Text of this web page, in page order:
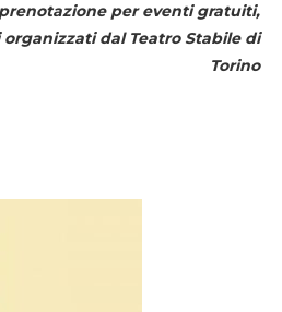
per eventi gratuiti,
organizzati dal Teatro Stabile di
Torino